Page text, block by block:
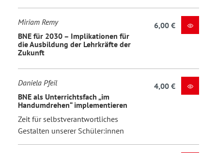
Miriam Remy
BNE für 2030 – Implikationen für
die Ausbildung der Lehrkräfte der
Zukunft
6,00 €
Daniela Pfeil
BNE als Unterrichtsfach „im
Handumdrehen“ implementieren
Zeit für selbstverantwortliches
Gestalten unserer Schüler:innen
4,00 €